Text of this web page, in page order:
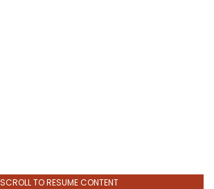
SCROLL TO RESUME CONTENT